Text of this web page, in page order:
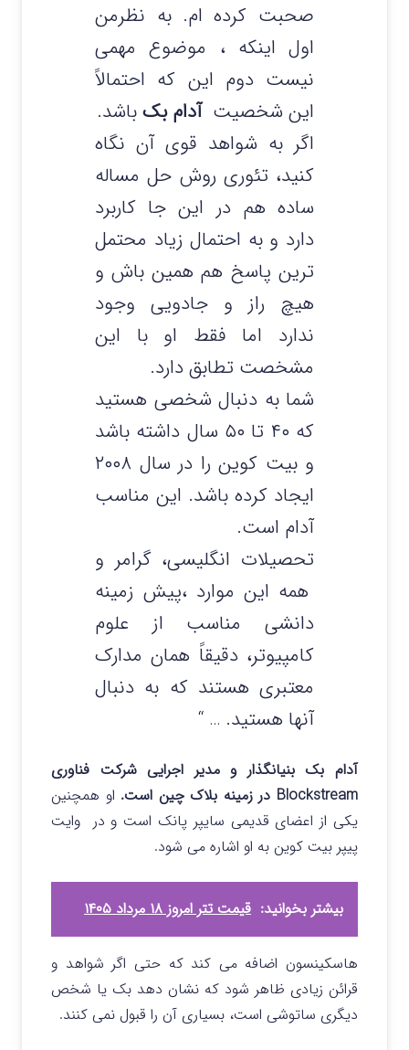
صحبت کرده ام. به نظرمن
اول اینکه ، موضوع مهمی
نیست دوم این که احتمالاً
این شخصیتآدام بکباشد.
اگر به شواهد قوی آن نگاه
کنید، تئوری روش حل مساله
ساده هم در این جا کاربرد
دارد و به احتمال زیاد محتمل
ترین پاسخ هم همین باش و
هیچ راز و جادویی وجود
ندارد اما فقط او با این
مشخصت تطابق دارد.
شما به دنبال شخصی هستید
که ۴۰ تا ۵۰ سال داشته باشد
و بیت کوین را در سال ۲۰۰۸
ایجاد کرده باشد. این مناسب
آدام است.
تحصیلات انگلیسی، گرامر و
همه این موارد ،پیش زمینه
دانشی مناسب از علوم
کامپیوتر، دقیقاً همان مدارک
معتبری هستند که به دنبال
آنها هستید. … “
آدام بک بنیانگذار و مدیر اجرایی شرکت فناوری
Blockstream در زمینه بلاک چین است.
او همچنین
یکی از اعضای قدیمی سایپر پانک است و در وایت
پیپر بیت کوین به او اشاره می شود.
بیشتر بخوانید: قیمت تتر امروز ۱۸ مرداد ۱۴۰۵
هاسکینسون اضافه می کند که حتی اگر شواهد و
قرائن زیادی ظاهر شود که نشان دهد بک یا شخص
دیگری ساتوشی است، بسیاری آن را قبول نمی کنند.